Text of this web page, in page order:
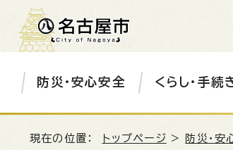
防災・安心安全 くらし・手続
現在の位置： トップページ > 防災・安